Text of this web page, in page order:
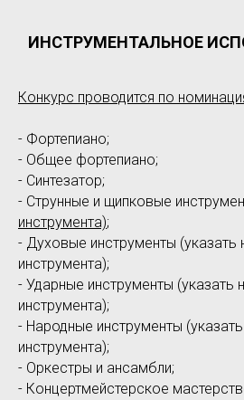
ИНСТРУМЕНТАЛЬНОЕ
Конкурс проводится по
- Фортепиано;
- Общее фортепиано;
- Синтезатор;
- Струнные и щипковые
инструмента);
- Духовые инструменты (указать
инструмента);
- Ударные инструменты (указать
инструмента);
- Народные инструменты
инструмента);
- Оркестры и ансамбли;
- Концертмейстерское